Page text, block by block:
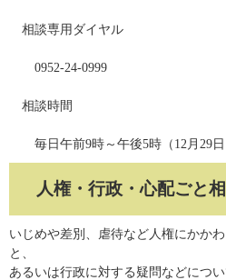
相談専用ダイヤル
0952-24-0999
相談時間
毎日午前9時～午後5時（12月29日
人権・行政・心配ごと
いじめや差別、虐待など人権にかか
と、
あるいは行政に対する疑問などにつ